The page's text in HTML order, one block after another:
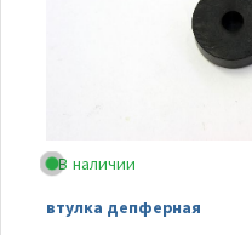
В наличии
втулка депферная